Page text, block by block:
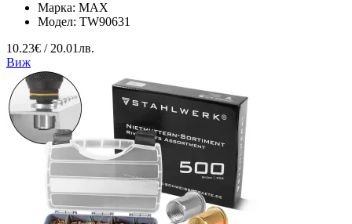
Марка: MAX
Модел: TW90631
10.23€ / 20.01лв.
Виж